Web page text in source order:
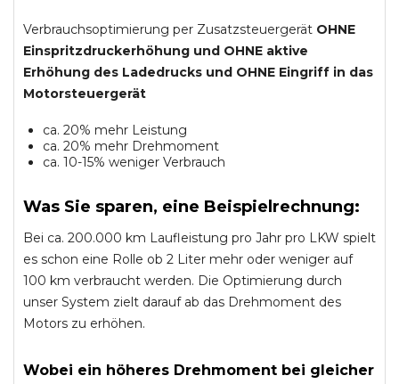
Verbrauchsoptimierung per Zusatzsteuergerät OHNE
Einspritzdruckerhöhung und OHNE aktive
Erhöhung des Ladedrucks und OHNE Eingriff in das
Motorsteuergerät
ca. 20% mehr Leistung
ca. 20% mehr Drehmoment
ca. 10-15% weniger Verbrauch
Was Sie sparen, eine Beispielrechnung:
Bei ca. 200.000 km Laufleistung pro Jahr pro LKW spielt
es schon eine Rolle ob 2 Liter mehr oder weniger auf
100 km verbraucht werden. Die Optimierung durch
unser System zielt darauf ab das Drehmoment des
Motors zu erhöhen.
Wobei ein höheres Drehmoment bei gleicher